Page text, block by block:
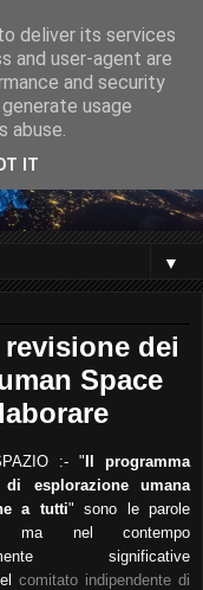
▼
dei
Space
:- " Il programma
di esplorazione umana
a tutti" sono le parole
ma nel contempo
significative
comitato indipendente di
deliver its services
and user-agent are
and security
usage
abuse.
IT